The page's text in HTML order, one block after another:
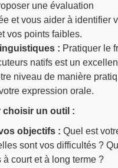
une évaluation
et vous aider à identifier
vos points faibles.
: Pratiquer le
natifs est un
niveau de manière
expression orale.
un outil :
objectifs : Quel est
sont vos difficultés ?
à court et à long terme ?